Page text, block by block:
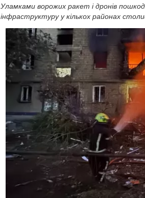
Уламками ворожих ракет і дронів
інфраструктуру у кількох районах